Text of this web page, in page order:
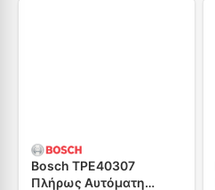
Bosch TPE40307
Πλήρως Αυτόματη